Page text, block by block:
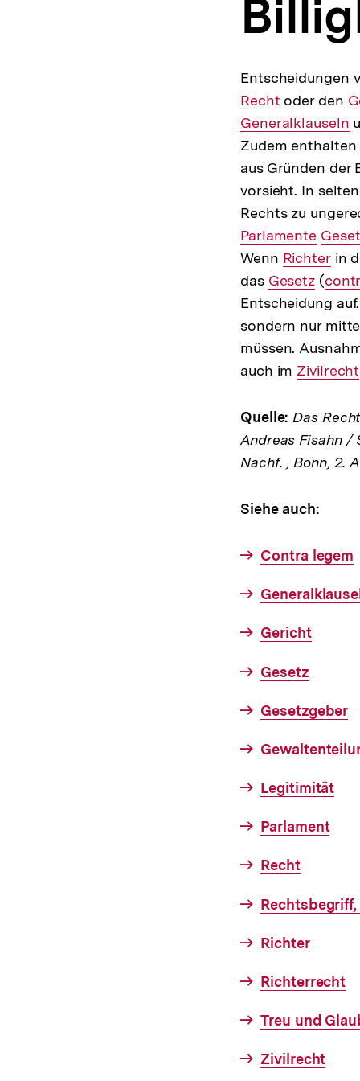
Entscheidungen
Recht oder den
Generalklauseln
Zudem enthalten
aus Gründen der
vorsieht. In
Rechts zu
Parlamente
Link:
Wenn Interner
Link:
Richterin
das Interner
Link:
Gesetz (
Link:
Entscheidung
sondern nur
müssen.
auch im Interner
Zivilrecht
Quelle: Das
Andreas Fisahn /
Nachf. , Bonn, 2.
Siehe auch:
Contra legem
Generalklausel
Gericht
Gesetz
Gesetzgeber
Legitimität
Parlament
Recht
Richter
Richterrecht
Treu und
Zivilrecht